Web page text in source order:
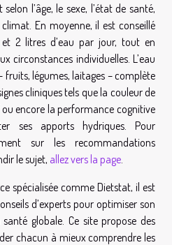
l’âge, le sexe, l’état de santé,
En moyenne, il est conseillé
2 litres d’eau par jour, tout en
circonstances individuelles. L’eau
fruits, légumes, laitages – complète
cliniques tels que la couleur de
ou encore la performance cognitive
ses apports hydriques. Pour
sur les recommandations
le sujet, allez vers la page
spécialisée comme Dietstat, il est
d’experts pour optimiser son
globale. Ce site propose des
chacun à mieux comprendre les